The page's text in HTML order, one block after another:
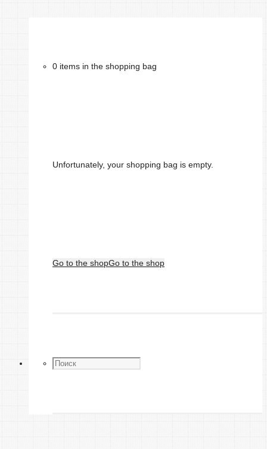
0 items in the shopping bag
Unfortunately, your shopping bag is empty.
Go to the shopGo to the shop